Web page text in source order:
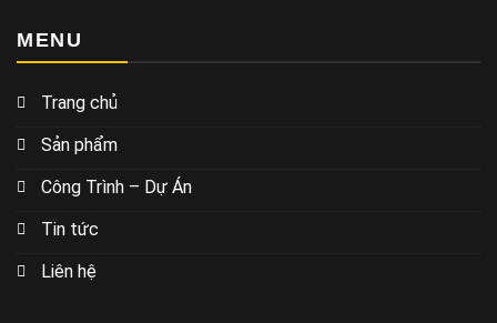
MENU
Trang chủ
Sản phẩm
Công Trình – Dự Án
Tin tức
Liên hệ